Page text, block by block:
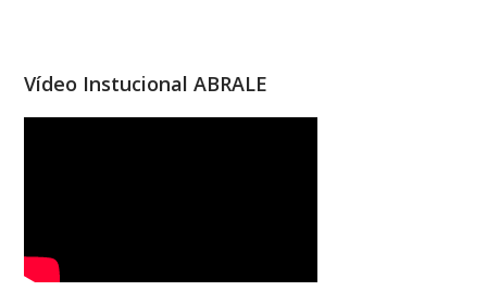
Vídeo Instucional ABRALE